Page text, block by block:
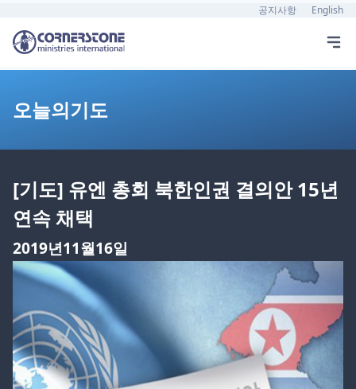
공지사항 English
오늘의기도
[기도] 유엔 총회 북한인권 결의안 15년
연속 채택
2019년11월16일